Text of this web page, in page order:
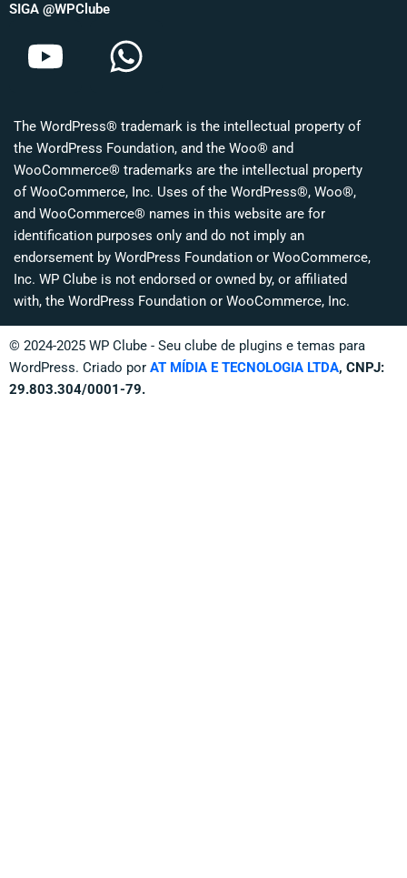
SIGA @WPClube
Y
o
u
t
u
b
e
W
h
a
t
s
a
p
p
The WordPress® trademark is the intellectual property of
the WordPress Foundation, and the Woo® and
WooCommerce® trademarks are the intellectual property
of WooCommerce, Inc. Uses of the WordPress®, Woo®,
and WooCommerce® names in this website are for
identification purposes only and do not imply an
endorsement by WordPress Foundation or WooCommerce,
Inc. WP Clube is not endorsed or owned by, or affiliated
with, the WordPress Foundation or WooCommerce, Inc.
© 2024-2025 WP Clube - Seu clube de plugins e temas para
WordPress. Criado por AT MÍDIA E TECNOLOGIA LTDA, CNPJ:
29.803.304/0001-79.